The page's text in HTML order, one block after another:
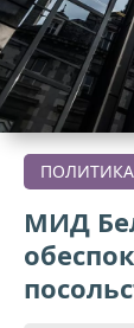
ПОЛИТИКА
МИД